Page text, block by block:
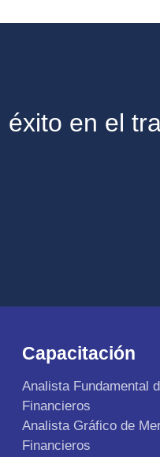
éxito en el
Capacitación
Analista Fundamental
Financieros
Analista Gráfico de
Financieros